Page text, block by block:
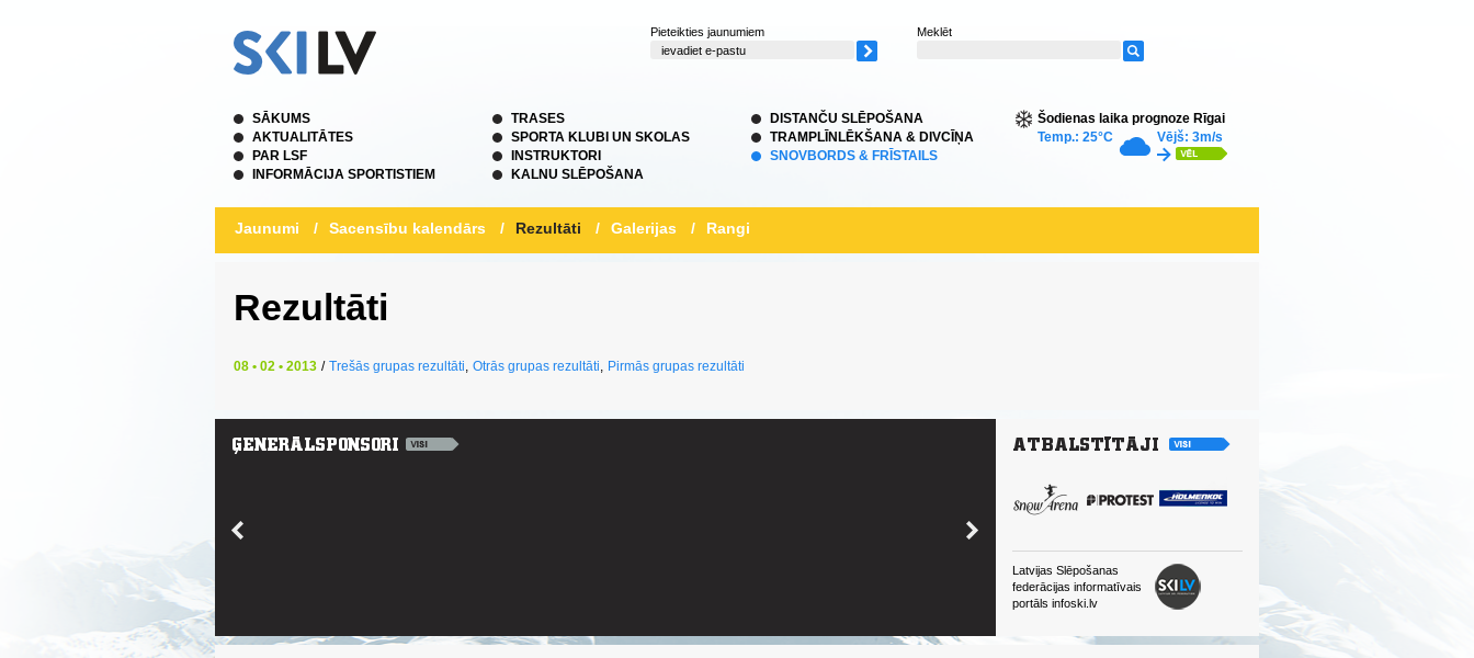
Pieteikties jaunumiem Meklēt
SĀKUMS
AKTUALITĀTES
PAR LSF
INFORMĀCIJA SPORTISTIEM
TRASES
SPORTA KLUBI UN SKOLAS
INSTRUKTORI
KALNU SLĒPOŠANA
DISTANČU SLĒPOŠANA
TRAMPLĪNLĒKŠANA & DIVCĪŅA
SNOVBORDS & FRĪSTAILS
Šodienas laika prognoze Rīgai
Temp.: 25°C
Vējš: 3m/s
Jaunumi / Sacensību kalendārs / Rezultāti / Galerijas / Rangi
Rezultāti
08 • 02 • 2013 / Trešās grupas rezultāti, Otrās grupas rezultāti, Pirmās grupas rezultāti
Latvijas Slēpošanas
federācijas informatīvais
portāls infoski.lv